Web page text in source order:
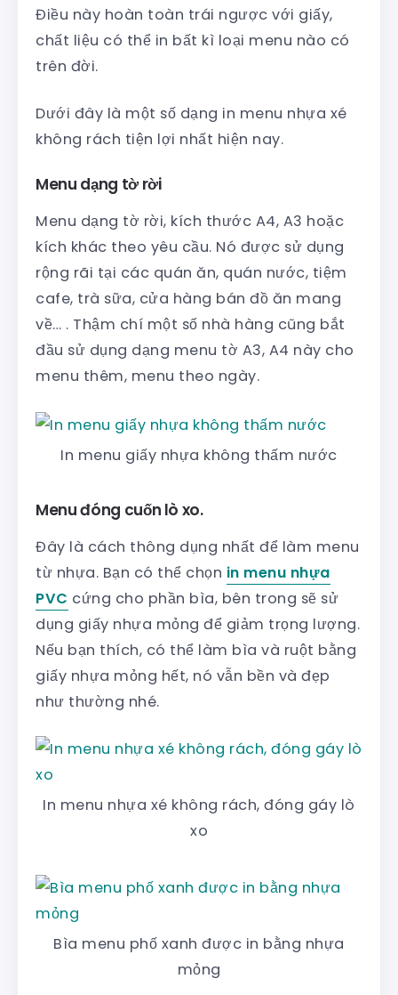
Điều này hoàn toàn trái ngược với giấy,
chất liệu có thể in bất kì loại menu nào có
trên đời.
Dưới đây là một số dạng in menu nhựa xé
không rách tiện lợi nhất hiện nay.
Menu dạng tờ rời
Menu dạng tờ rời, kích thước A4, A3 hoặc
kích khác theo yêu cầu. Nó được sử dụng
rộng rãi tại các quán ăn, quán nước, tiệm
cafe, trà sữa, cửa hàng bán đồ ăn mang
về… . Thậm chí một số nhà hàng cũng bắt
đầu sử dụng dạng menu tờ A3, A4 này cho
menu thêm, menu theo ngày.
In menu giấy nhựa không thấm nước
Menu đóng cuốn lò xo.
Đây là cách thông dụng nhất để làm menu
từ nhựa. Bạn có thể chọn in menu nhựa
PVC cứng cho phần bìa, bên trong sẽ sử
dụng giấy nhựa mỏng để giảm trọng lượng.
Nếu bạn thích, có thể làm bìa và ruột bằng
giấy nhựa mỏng hết, nó vẫn bền và đẹp
như thường nhé.
In menu nhựa xé không rách, đóng gáy lò
xo
Bìa menu phố xanh được in bằng nhựa
mỏng